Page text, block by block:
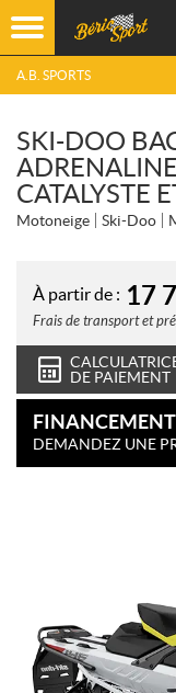
A.B. SPORTS
SKI-DOO
CATALYSTE
Motoneige Ski-Doo
À partir de : 17
Frais de transport et
DE PAIEMENT
DEMANDEZ UNE